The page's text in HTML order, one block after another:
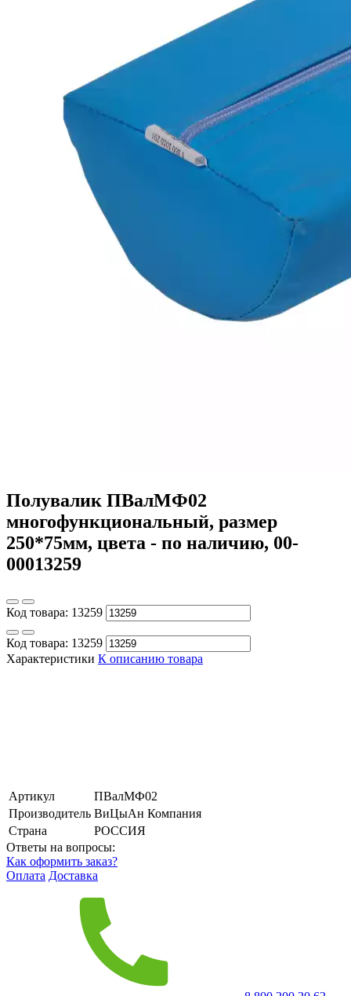
Полувалик ПВалМФ02
многофункциональный, размер
250*75мм, цвета - по наличию, 00-
00013259
Код товара: 13259
Код товара: 13259
Характеристики К описанию товара
Артикул
ПВалМФ02
Производитель ВиЦыАн Компания
Страна
РОССИЯ
Ответы на вопросы:
Как оформить заказ?
Оплата Доставка